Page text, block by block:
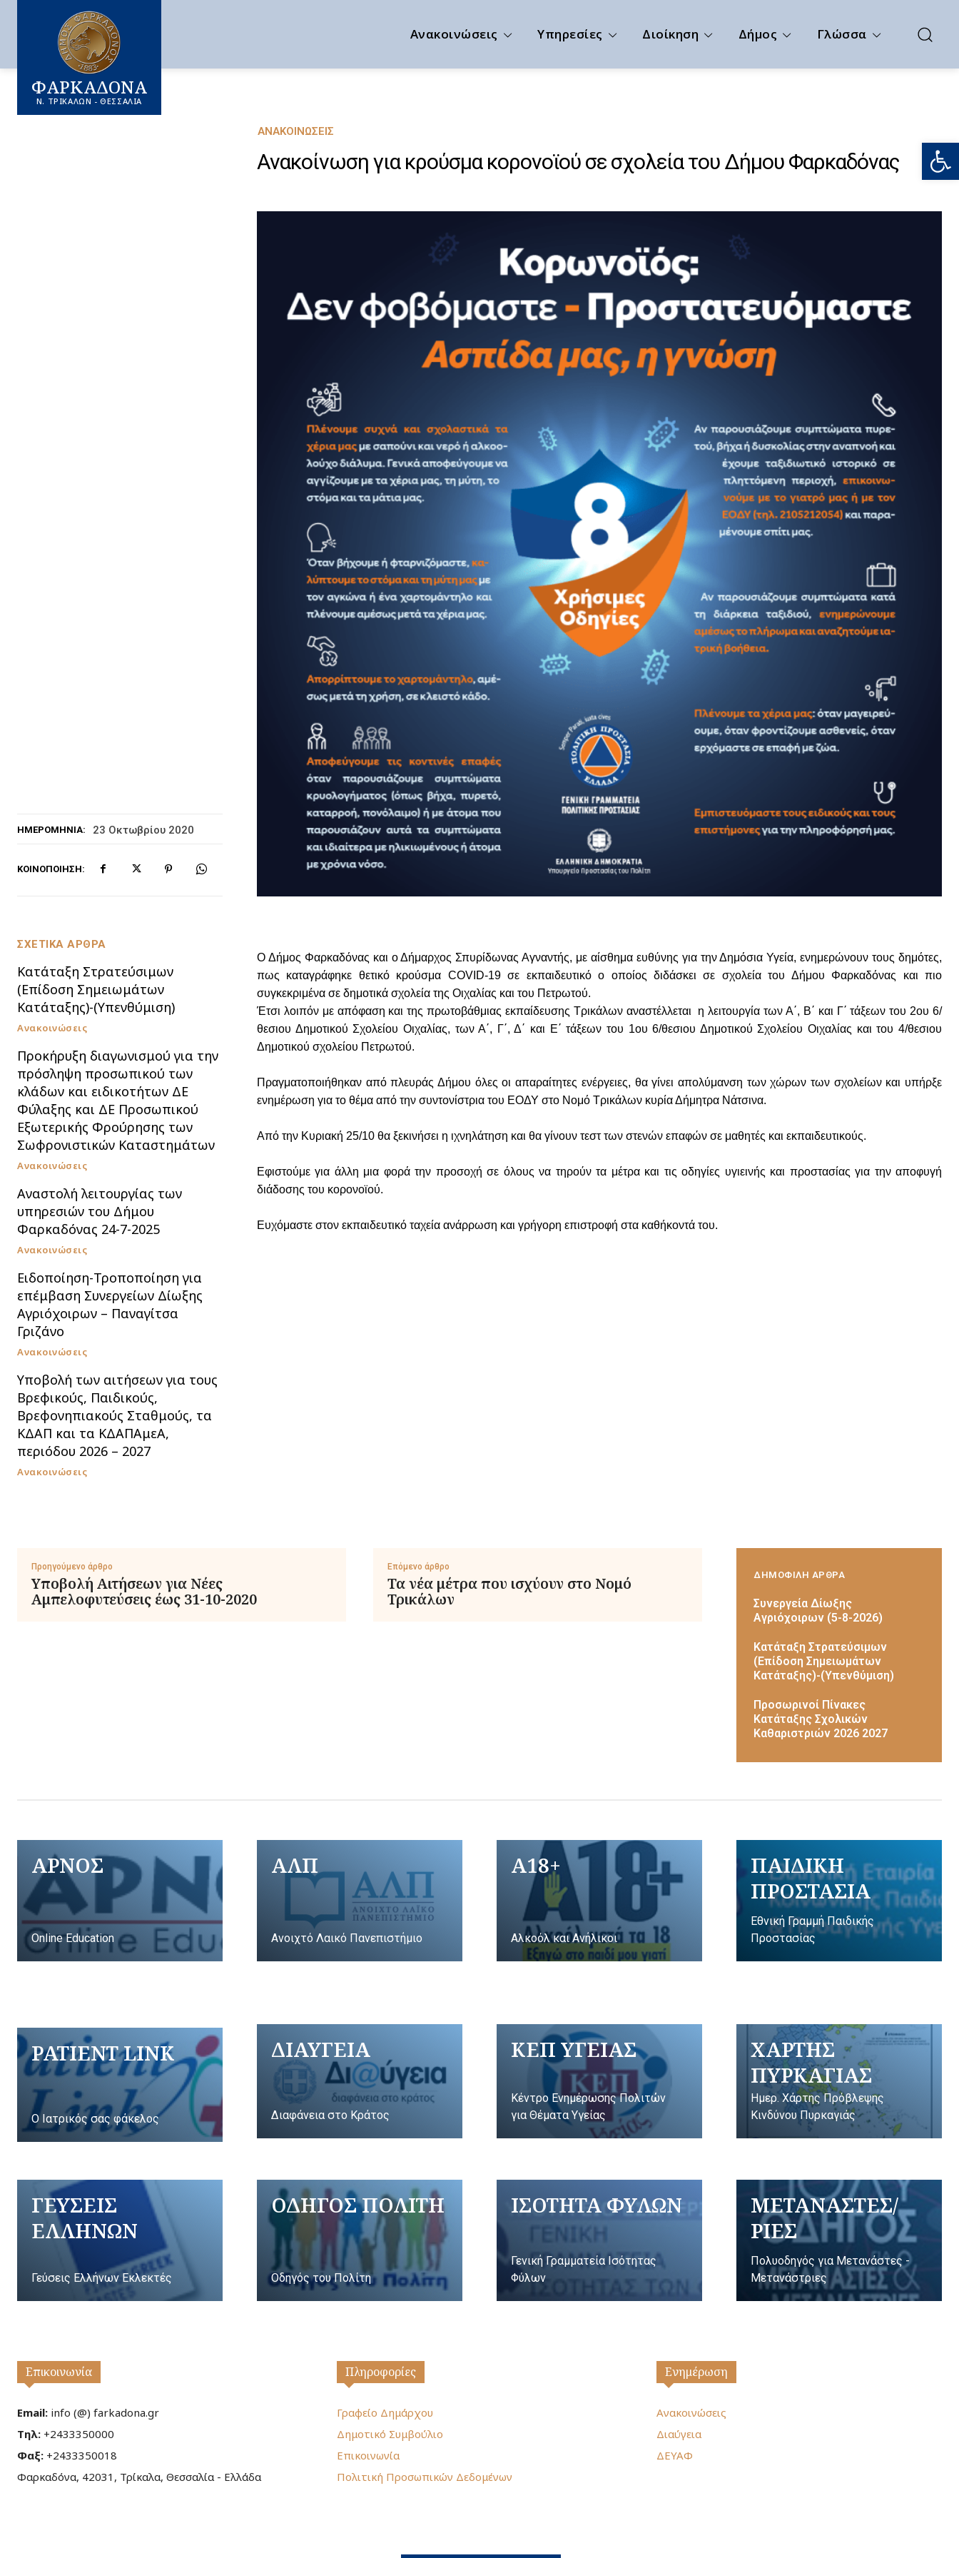
ΦΑΡΚΑΔΟΝΑ
Ν. ΤΡΙΚΑΛΩΝ - ΘΕΣΣΑΛΙΑ
Ανακοινώσεις Υπηρεσίες Διοίκηση Δήμος Γλώσσα
ΗΜΕΡΟΜΗΝΊΑ: 23 Οκτωβρίου 2020
ΚΟΙΝΟΠΟΊΗΣΗ:
ΑΝΑΚΟΙΝΏΣΕΙΣ
Ανακοίνωση για κρούσμα κορονοϊού σε σχολεία του Δήμου Φαρκαδόνας
ΣΧΕΤΙΚΑ ΑΡΘΡΑ
Κατάταξη Στρατεύσιμων
(Επίδοση Σημειωμάτων
Κατάταξης)-(Υπενθύμιση)
Ανακοινώσεις
Προκήρυξη διαγωνισμού για την
πρόσληψη προσωπικού των
κλάδων και ειδικοτήτων ΔΕ
Φύλαξης και ΔΕ Προσωπικού
Εξωτερικής Φρούρησης των
Σωφρονιστικών Καταστημάτων
Ανακοινώσεις
Αναστολή λειτουργίας των
υπηρεσιών του Δήμου
Φαρκαδόνας 24-7-2025
Ανακοινώσεις
Ειδοποίηση-Τροποποίηση για
επέμβαση Συνεργείων Δίωξης
Αγριόχοιρων – Παναγίτσα
Γριζάνο
Ανακοινώσεις
Υποβολή των αιτήσεων για τους
Βρεφικούς, Παιδικούς,
Βρεφονηπιακούς Σταθμούς, τα
ΚΔΑΠ και τα ΚΔΑΠΑμεΑ,
περιόδου 2026 – 2027
Ανακοινώσεις
Ο Δήμος Φαρκαδόνας και ο Δήμαρχος Σπυρίδωνας Αγναντής, με αίσθημα ευθύνης για την Δημόσια Υγεία, ενημερώνουν τους δημότες,
πως καταγράφηκε θετικό κρούσμα COVID-19 σε εκπαιδευτικό ο οποίος διδάσκει σε σχολεία του Δήμου Φαρκαδόνας και πιο
συγκεκριμένα σε δημοτικά σχολεία της Οιχαλίας και του Πετρωτού.
Έτσι λοιπόν με απόφαση και της πρωτοβάθμιας εκπαίδευσης Τρικάλων αναστέλλεται η λειτουργία των Α΄, Β΄ και Γ΄ τάξεων του 2ου 6/
θεσιου Δημοτικού Σχολείου Οιχαλίας, των Α΄, Γ΄, Δ΄ και Ε΄ τάξεων του 1ου 6/θεσιου Δημοτικού Σχολείου Οιχαλίας και του 4/θεσιου
Δημοτικού σχολείου Πετρωτού.
Πραγματοποιήθηκαν από πλευράς Δήμου όλες οι απαραίτητες ενέργειες, θα γίνει απολύμανση των χώρων των σχολείων και υπήρξε
ενημέρωση για το θέμα από την συντονίστρια του ΕΟΔΥ στο Νομό Τρικάλων κυρία Δήμητρα Νάτσινα.
Από την Κυριακή 25/10 θα ξεκινήσει η ιχνηλάτηση και θα γίνουν τεστ των στενών επαφών σε μαθητές και εκπαιδευτικούς.
Εφιστούμε για άλλη μια φορά την προσοχή σε όλους να τηρούν τα μέτρα και τις οδηγίες υγιεινής και προστασίας για την αποφυγή
διάδοσης του κορονοϊού.
Ευχόμαστε στον εκπαιδευτικό ταχεία ανάρρωση και γρήγορη επιστροφή στα καθήκοντά του.
Προηγούμενο άρθρο
Υποβολή Αιτήσεων για Νέες
Αμπελοφυτεύσεις έως 31-10-2020
Επόμενο άρθρο
Τα νέα μέτρα που ισχύουν στο Νομό
Τρικάλων
ΔΗΜΟΦΙΛΗ ΑΡΘΡΑ
Συνεργεία Δίωξης
Αγριόχοιρων (5-8-2026)
Κατάταξη Στρατεύσιμων
(Επίδοση Σημειωμάτων
Κατάταξης)-(Υπενθύμιση)
Προσωρινοί Πίνακες
Κατάταξης Σχολικών
Καθαριστριών 2026 2027
ΑΡΝΟΣ
Online Education
ΑΛΠ
Ανοιχτό Λαικό Πανεπιστήμιο
A18+
Αλκοόλ και Ανήλικοι
ΠΑΙΔΙΚΗ
ΠΡΟΣΤΑΣΙΑ
Εθνική Γραμμή Παιδικής
Προστασίας
PATIENT LINK
Ο Ιατρικός σας φάκελος
ΔΙΑΥΓΕΙΑ
Διαφάνεια στο Κράτος
ΚΕΠ ΥΓΕΙΑΣ
Κέντρο Ενημέρωσης Πολιτών
για Θέματα Υγείας
ΧΑΡΤΗΣ
ΠΥΡΚΑΓΙΑΣ
Ημερ. Χάρτης Πρόβλεψης
Κινδύνου Πυρκαγιάς
ΓΕΥΣΕΙΣ
ΕΛΛΗΝΩΝ
Γεύσεις Ελλήνων Εκλεκτές
ΟΔΗΓΟΣ ΠΟΛΙΤΗ
Οδηγός του Πολίτη
ΙΣΟΤΗΤΑ ΦΥΛΩΝ
Γενική Γραμματεία Ισότητας
Φύλων
ΜΕΤΑΝΑΣΤΕΣ/
ΡΙΕΣ
Πολυοδηγός για Μετανάστες -
Μετανάστριες
Επικοινωνία
Email: info (@) farkadona.gr
Τηλ: +2433350000
Φαξ: +2433350018
Φαρκαδόνα, 42031, Τρίκαλα, Θεσσαλία - Ελλάδα
Πληροφορίες
Γραφείο Δημάρχου
Δημοτικό Συμβούλιο
Επικοινωνία
Πολιτική Προσωπικών Δεδομένων
Ενημέρωση
Ανακοινώσεις
Διαύγεια
ΔΕΥΑΦ